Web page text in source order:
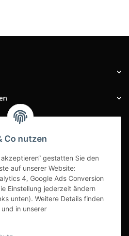
Co nutzen
gestatten Sie den
auf unserer Website:
4, Google Ads Conversion
Einstellung jederzeit ändern
unten). Weitere Details finden
und in unserer